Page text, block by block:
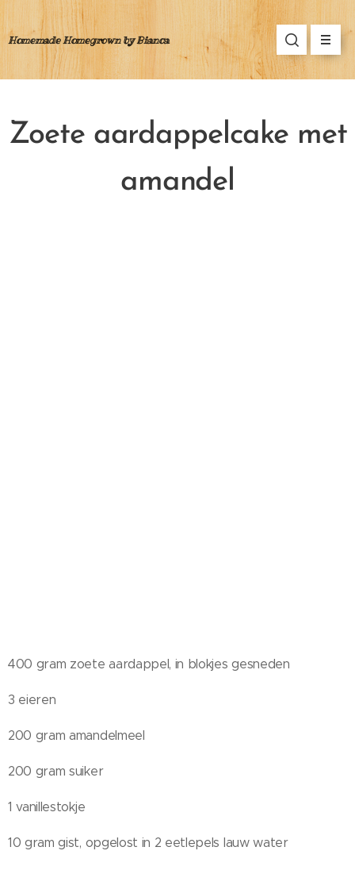
Homemade Homegrown by Bianca
Zoete aardappelcake met
amandel
400 gram zoete aardappel, in blokjes gesneden
3 eieren
200 gram amandelmeel
200 gram suiker
1 vanillestokje
10 gram gist, opgelost in 2 eetlepels lauw water